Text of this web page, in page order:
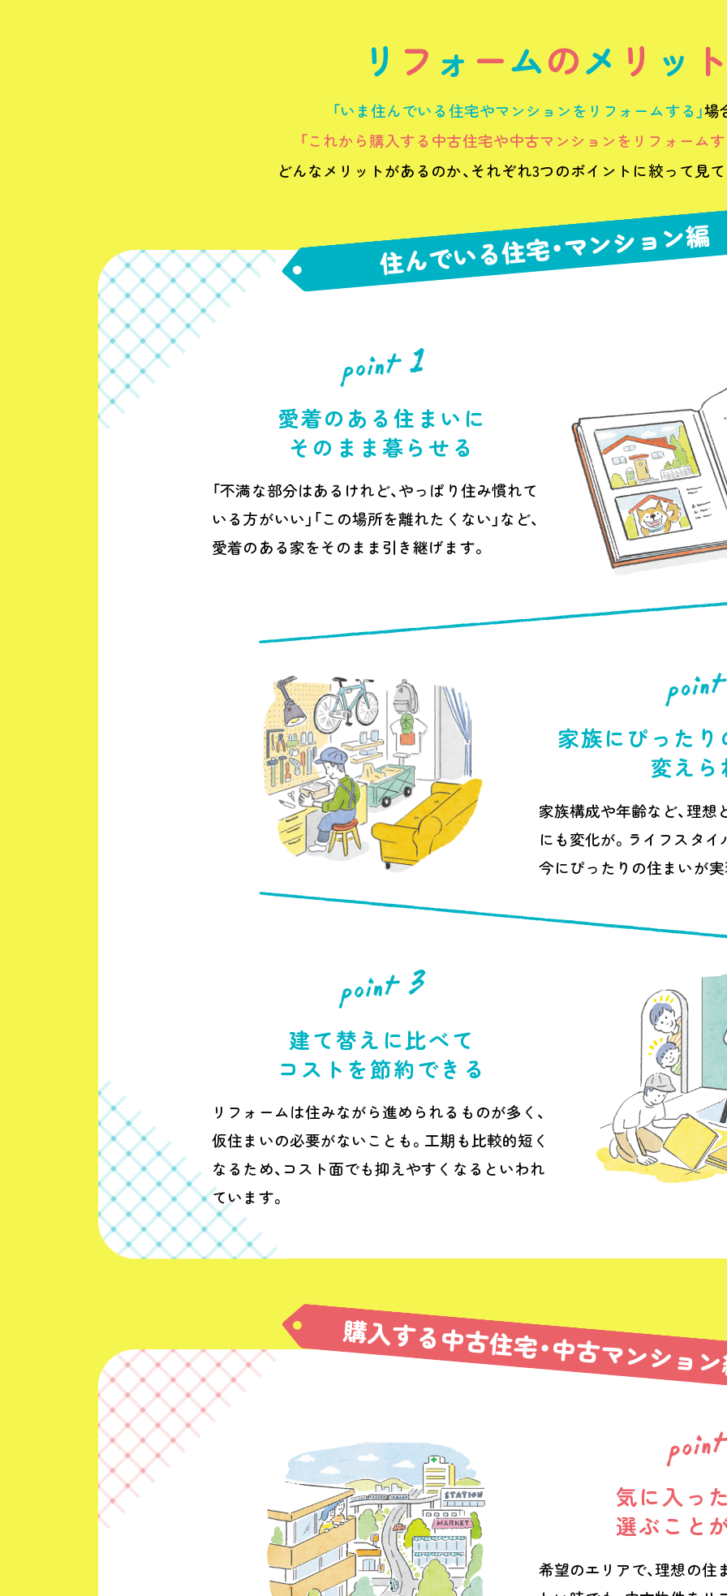
リ フ ォ ームのメ リ ッ
「いま住んでいる住宅やマンションをリフォームする」場
「これから購入する中古住宅や中古マンションをリフォームす
どんなメリットがあるのか、それぞれ3つのポイントに絞って見
住んでいる住宅・マンション編
愛着のある住まいに
そのまま暮らせる
「不満な部分はあるけれど、やっぱり住み慣れて
いる方がいい」「この場所を離れたくない」など、
愛着のある家をそのまま引き継げます。
家族にぴった
変え
家族構成や年齢など、理
にも変化が。ライフスタイ
今にぴったりの住まいが
建て替えに比べて
コストを節約できる
リフォームは住みながら進められるものが多く、
仮住まいの必要がないことも。工期も比較的短く
なるため、コスト面でも抑えやすくなるといわれ
ています。
購入する中古住宅・中古マンショ
気に入っ
選ぶこと
希望のエリアで、理想の